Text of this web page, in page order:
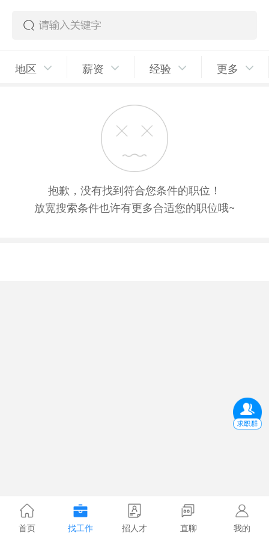
地区 薪资 经验 更多
抱歉，没有找到符合您条件的职位！
放宽搜索条件也许有更多合适您的职位哦~
首页 找工作 招人才 直聊 我的